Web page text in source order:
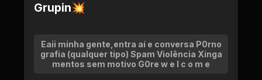
Grupin💥
Eaii minha gente,entra aí e conversa P0rno
grafia (qualquer tipo) Spam Violência Xinga
mentos sem motivo G0re w e l c o m e